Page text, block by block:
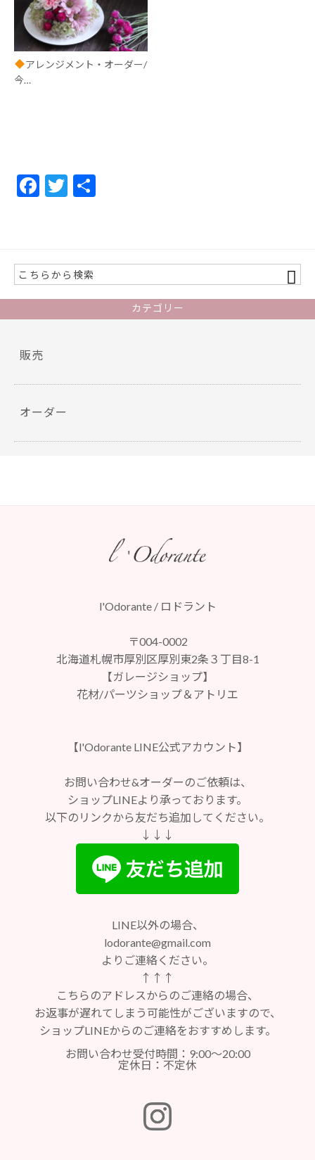
アレンジメント・オーダー/
今…
F
o
o
k
T
カテゴリー
販売
オーダー
l'Odorante / ロドラント
〒004-0002
北海道札幌市厚別区厚別東2条３丁目8-1
【ガレージショップ】
花材/パーツショップ＆アトリエ
【l'Odorante LINE公式アカウント】
お問い合わせ&オーダーのご依頼は、
ショップLINEより承っております。
以下のリンクから友だち追加してください。
↓↓↓
LINE以外の場合、
lodorante@gmail.com
よりご連絡ください。
↑↑↑
こちらのアドレスからのご連絡の場合、
お返事が遅れてしまう可能性がございますので、
ショップLINEからのご連絡をおすすめします。
お問い合わせ受付時間：9:00～20:00
定休日：不定休